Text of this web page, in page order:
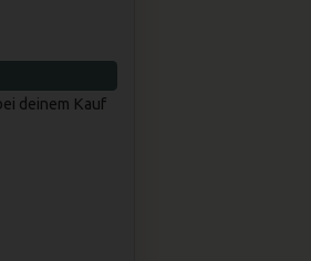
deinem Kauf